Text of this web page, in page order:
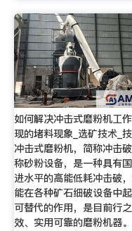
如何解决冲击式磨粉机工
现的堵料现象_选矿技术_
冲击式磨粉机，简称冲击
称砂粉设备，是一种具有
进水平的高能低耗冲击破
能在各种矿石细破设备中
可替代的作用，是目前行
效、实用可靠的磨粉机器